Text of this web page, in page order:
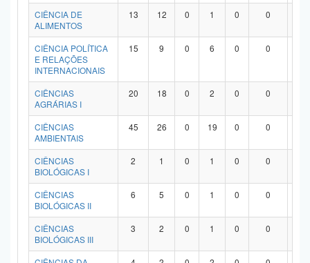
CIÊNCIA DE
ALIMENTOS
13 12 0 1 0 0
CIÊNCIA POLÍTICA
E RELAÇÕES
INTERNACIONAIS
15 9 0 6 0 0
CIÊNCIAS
AGRÁRIAS I
20 18 0 2 0 0
CIÊNCIAS
AMBIENTAIS
45 26 0 19 0 0
CIÊNCIAS
BIOLÓGICAS I
2 1 0 1 0 0
CIÊNCIAS
BIOLÓGICAS II
6 5 0 1 0 0
CIÊNCIAS
BIOLÓGICAS III
3 2 0 1 0 0